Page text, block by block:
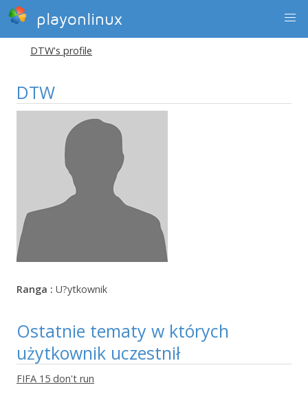
playonlinux
DTW's profile
DTW
Ranga : U?ytkownik
Ostatnie tematy w których
użytkownik uczestnił
FIFA 15 don't run